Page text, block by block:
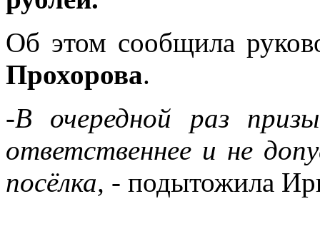
Об этом сообщила
Прохорова.
-В очередной раз
ответственнее и не
посёлка, - подытожила